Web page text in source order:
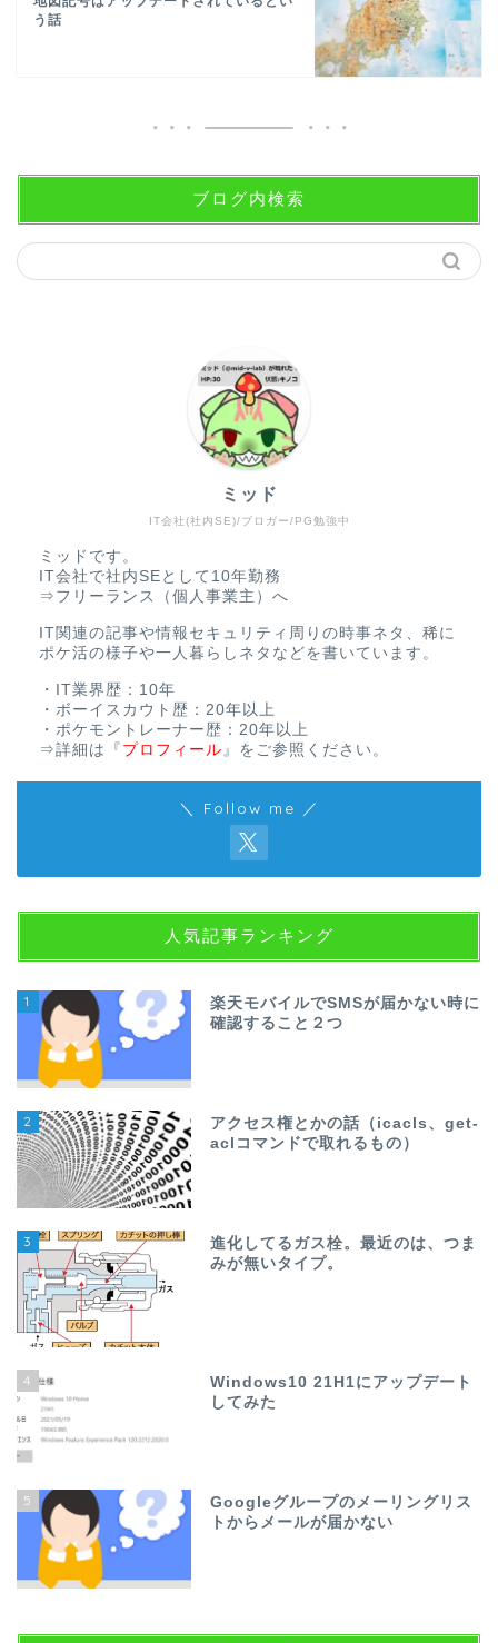
う話
ブログ内検索
IT会社(社内SE)/ブロガー/PG勉強中
ミッド
ミッドです。
IT会社で社内SEとして10年勤務
⇒フリーランス（個人事業主）へ
IT関連の記事や情報セキュリティ周りの時事ネタ、稀に
ポケ活の様子や一人暮らしネタなどを書いています。
・IT業界歴：10年
・ボーイスカウト歴：20年以上
・ポケモントレーナー歴：20年以上
⇒詳細は
『 プロフィール 』 をご参照ください。
＼ Follow me ／
人気記事ランキング
1
楽天モバイルでSMSが届かない時に
確認すること２つ
2
アクセス権とかの話（icacls、get-
aclコマンドで取れるもの）
3
進化してるガス栓。最近のは、つま
みが無いタイプ。
4
Windows10 21H1にアップデート
してみた
5
Googleグループのメーリングリス
トからメールが届かない